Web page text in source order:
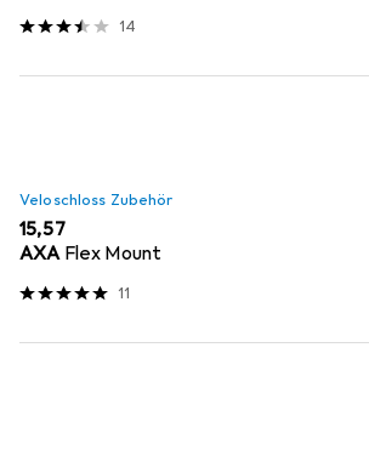
14
Veloschloss Zubehör
EUR
15,57
AXA Flex Mount
11